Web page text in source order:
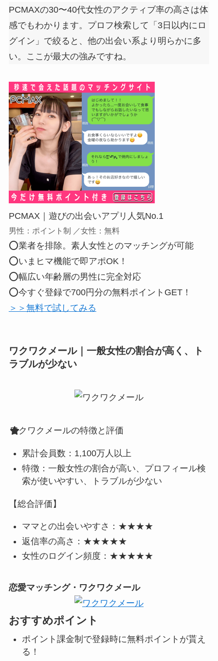
PCMAXの30〜40代女性のアクティブ率の高さは体
感でもわかります。プロフ検索して「3日以内にロ
グイン」で絞ると、他の出会い系より明らかに多
い。ここが最大の強みですね。
PCMAX｜遊びの出会いアプリ人気No.1
男性：ポイント制 ／女性：無料
⭕業者を排除。素人女性とのマッチングが可能
⭕いまヒマ機能で即アポOK！
⭕幅広い年齢層の男性に完全対応
⭕今すぐ登録で700円分の無料ポイントGET！
＞＞無料で試してみる
ワクワクメール｜一般女性の割合が高く、ト
ラブルが少ない
ワクワクメールの特徴と評価
累計会員数：1,100万人以上
特徴：一般女性の割合が高い、プロフィール検
索が使いやすい、トラブルが少ない
【総合評価】
ママとの出会いやすさ：★★★★
返信率の高さ：★★★★★
女性のログイン頻度：★★★★★
恋愛マッチング・ワクワクメール
おすすめポイント
ポイント課金制で登録時に無料ポイントが貰え
る！